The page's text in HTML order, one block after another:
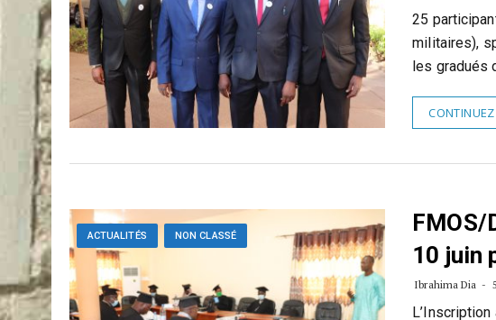
25
militaires),
les gradués
ACTUALITÉS NON CLASSÉ
FMOS/
10 juin
Ibrahima Dia